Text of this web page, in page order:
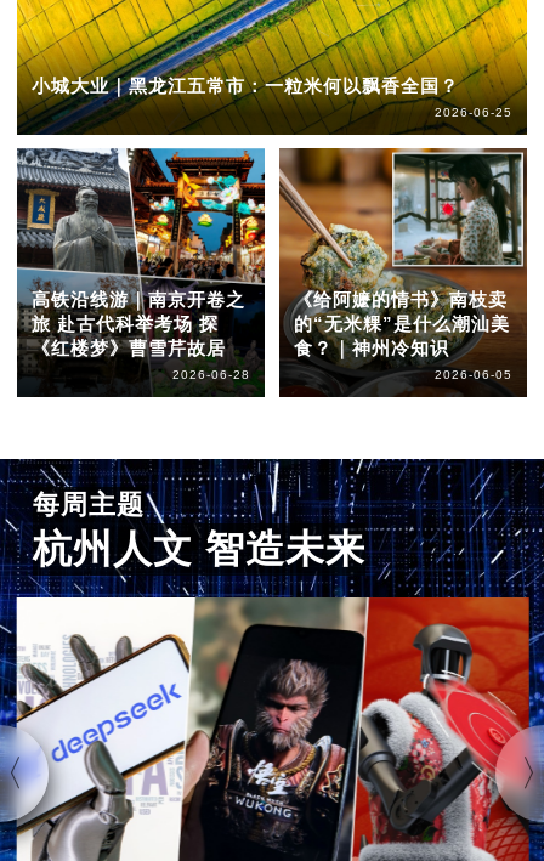
小城大业｜黑龙江五常市：一粒米何以飘香全国？
2026-06-25
高铁沿线游｜南京开卷之
旅 赴古代科举考场 探
《红楼梦》曹雪芹故居
2026-06-28
《给阿嬷的情书》南枝卖
的“无米粿”是什么潮汕美
食？｜神州冷知识
2026-06-05
每周主题
杭州人文 智造未来